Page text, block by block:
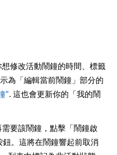
修改活動鬧鐘的時間、標籤
為「編輯當前鬧鐘」部分的
". 這也會更新你的「我的鬧
要該鬧鐘，點擊「鬧鐘啟
鈕。這將在鬧鐘響起前取消